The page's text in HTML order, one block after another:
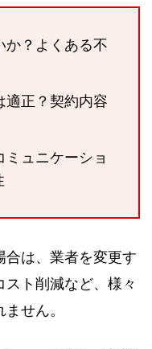
か？よくある不
適正？契約内容
ュニケーショ
合は、業者を変更す
ト削減など、様々
せん。